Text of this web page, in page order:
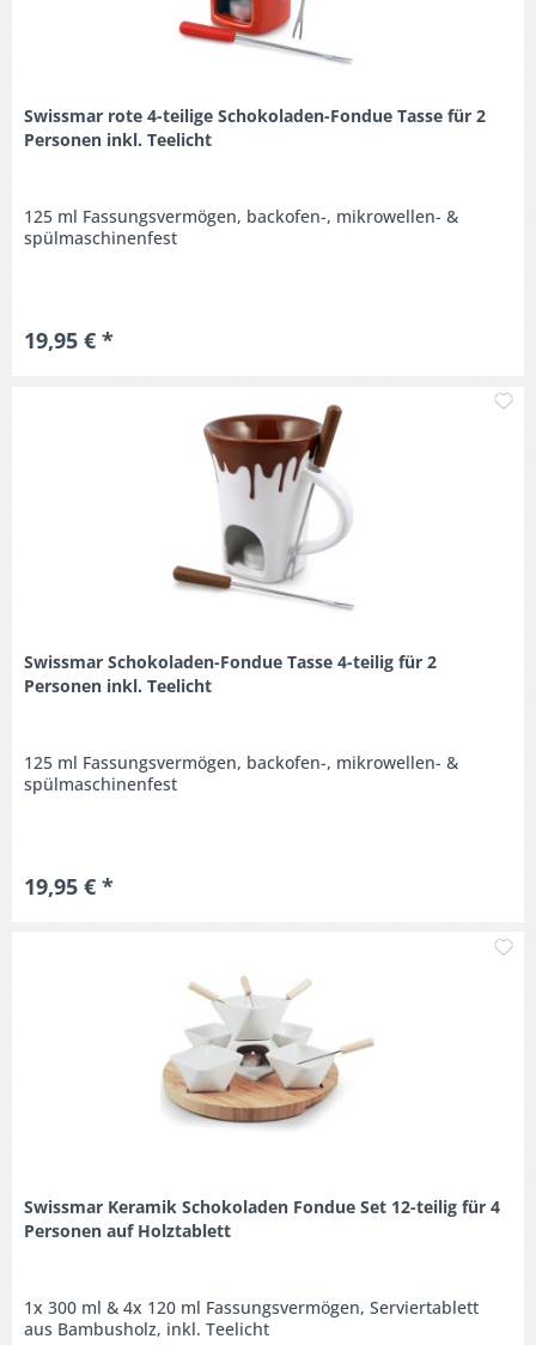
Swissmar rote 4-teilige Schokoladen-Fondue Tasse für 2
Personen inkl. Teelicht
125 ml Fassungsvermögen, backofen-, mikrowellen- &
spülmaschinenfest
19,95 € *
Swissmar Schokoladen-Fondue Tasse 4-teilig für 2
Personen inkl. Teelicht
125 ml Fassungsvermögen, backofen-, mikrowellen- &
spülmaschinenfest
19,95 € *
Swissmar Keramik Schokoladen Fondue Set 12-teilig für 4
Personen auf Holztablett
1x 300 ml & 4x 120 ml Fassungsvermögen, Serviertablett
aus Bambusholz, inkl. Teelicht